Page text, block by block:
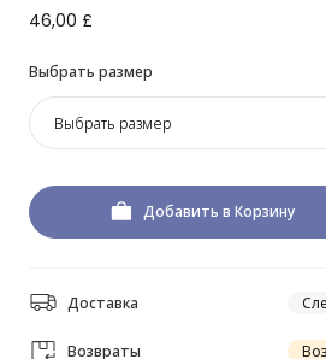
46,00 £
Выбрать размер
Выбрать размер
Добавить в Корзину
Доставка
Возвраты